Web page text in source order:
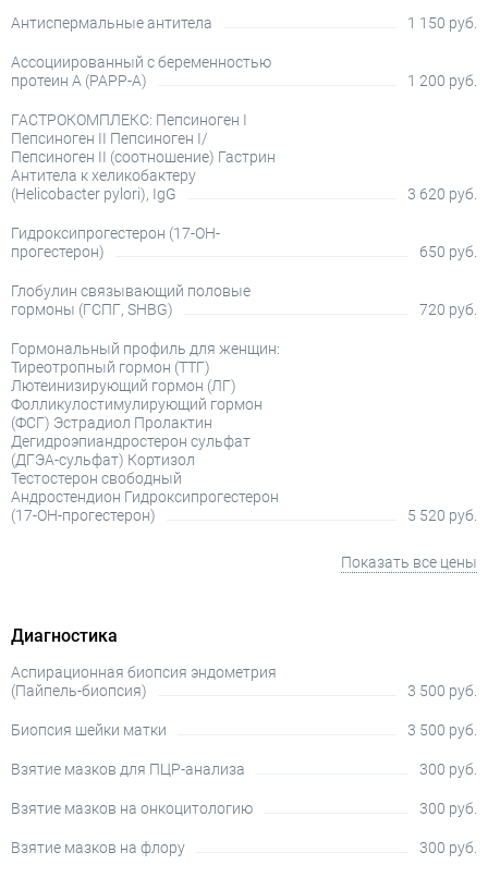
Антиспермальные антитела 1 150 руб.
Ассоциированный с беременностью
протеин А (PAPP-A)
1 200 руб.
ГАСТРОКОМПЛЕКС: Пепсиноген I
Пепсиноген II Пепсиноген I/
Пепсиноген II (соотношение) Гастрин
Антитела к хеликобактеру
(Helicobacter pylori), IgG
3 620 руб.
Гидроксипрогестерон (17-OH-
прогестерон)
650 руб.
Глобулин связывающий половые
гормоны (ГСПГ, SHBG)
720 руб.
Гормональный профиль для женщин:
Тиреотропный гормон (ТТГ)
Лютеинизирующий гормон (ЛГ)
Фолликулостимулирующий гормон
(ФСГ) Эстрадиол Пролактин
Дегидроэпиандростерон сульфат
(ДГЭА-сульфат) Кортизол
Тестостерон свободный
Андростендион Гидроксипрогестерон
(17-OH-прогестерон)
5 520 руб.
Показать все цены
Диагностика
Аспирационная биопсия эндометрия
(Пайпель-биопсия)
3 500 руб.
Биопсия шейки матки 3 500 руб.
Взятие мазков для ПЦР-анализа 300 руб.
Взятие мазков на онкоцитологию 300 руб.
Взятие мазков на флору 300 руб.